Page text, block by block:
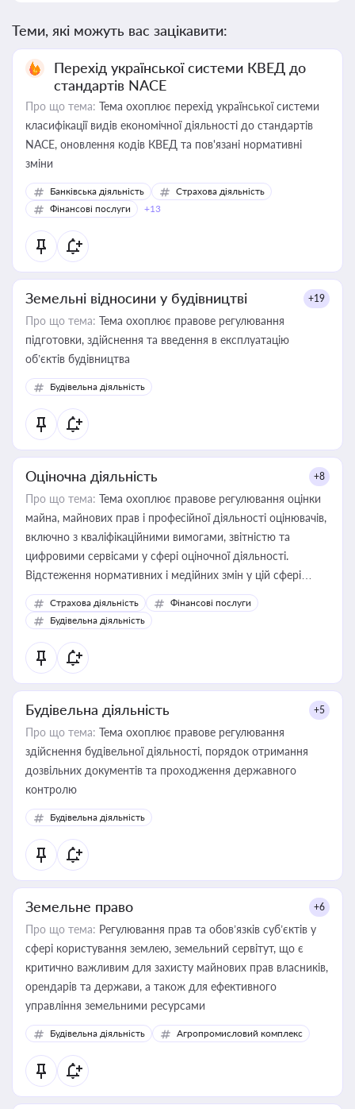
Теми, які можуть вас зацікавити:
Перехід української системи КВЕД до
стандартів NACE
Про що тема: Тема охоплює перехід української системи
класифікації видів економічної діяльності до стандартів
NACE, оновлення кодів КВЕД та пов'язані нормативні
зміни
Банківська діяльність
Страхова діяльність
Фінансові послуги
+13
Земельні відносини у будівництві +19
Про що тема: Тема охоплює правове регулювання
підготовки, здійснення та введення в експлуатацію
об’єктів будівництва
Будівельна діяльність
Оціночна діяльність +8
Про що тема: Тема охоплює правове регулювання оцінки
майна, майнових прав і професійної діяльності оцінювачів,
включно з кваліфікаційними вимогами, звітністю та
цифровими сервісами у сфері оціночної діяльності.
Відстеження нормативних і медійних змін у цій сфері
корисне для власника бізнесу, керівника, юриста або
бухгалтера під час оподаткування, приватизації, оренди
державного майна, корпоративних угод і перевірки
статусу суб'єктів оціночної діяльності
Страхова діяльність
Фінансові послуги
Будівельна діяльність
Будівельна діяльність +5
Про що тема: Тема охоплює правове регулювання
здійснення будівельної діяльності, порядок отримання
дозвільних документів та проходження державного
контролю
Будівельна діяльність
Земельне право +6
Про що тема: Регулювання прав та обов’язків суб’єктів у
сфері користування землею, земельний сервітут, що є
критично важливим для захисту майнових прав власників,
орендарів та держави, а також для ефективного
управління земельними ресурсами
Будівельна діяльність Агропромисловий комплекс